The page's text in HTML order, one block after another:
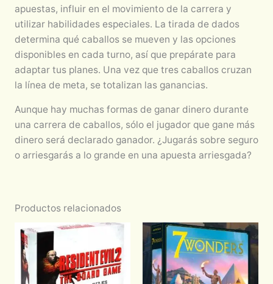
apuestas, influir en el movimiento de la carrera y
utilizar habilidades especiales. La tirada de dados
determina qué caballos se mueven y las opciones
disponibles en cada turno, así que prepárate para
adaptar tus planes. Una vez que tres caballos cruzan
la línea de meta, se totalizan las ganancias.
Aunque hay muchas formas de ganar dinero durante
una carrera de caballos, sólo el jugador que gane más
dinero será declarado ganador. ¿Jugarás sobre seguro
o arriesgarás a lo grande en una apuesta arriesgada?
Productos relacionados